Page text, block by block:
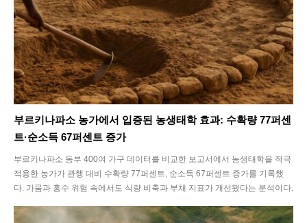
부르키나파소 농가에서 입증된 농생태학 효과: 수확량 77퍼센
트·순소득 67퍼센트 증가
부르키나파소 동부 400여 가구 데이터를 비교한 보고서에서 농생태학을 적극
적용한 농가가 관행 대비 수확량 77퍼센트, 순소득 67퍼센트 증가를 기록했
다. 가뭄과 홍수 위험 속에서도 식량 비축과 부채 지표가 개선됐다는 분석이다.